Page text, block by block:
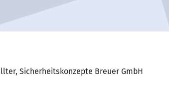
Sicherheitskonzepte Breuer GmbH